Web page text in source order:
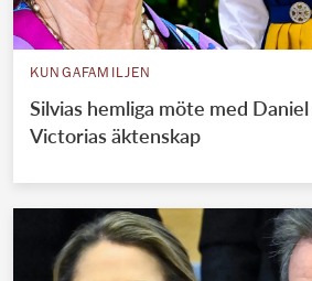
KUNGAFAMILJEN
Silvias hemliga möte med
Victorias äktenskap